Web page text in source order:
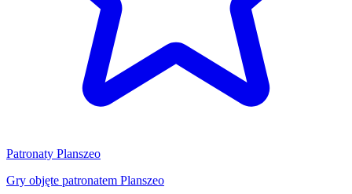
Patronaty Planszeo
Gry objęte patronatem Planszeo